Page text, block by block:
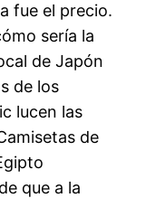
fue el precio.
sería la
de Japón
de los
lucen las
de
que a la